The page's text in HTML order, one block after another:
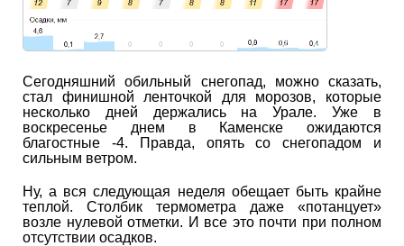
Сегодняшний обильный снегопад, можно сказать,
стал финишной ленточкой для морозов, которые
несколько дней держались на Урале. Уже в
воскресенье днем в Каменске ожидаются
благостные -4. Правда, опять со снегопадом и
сильным ветром.
Ну, а вся следующая неделя обещает быть крайне
теплой. Столбик термометра даже «потанцует»
возле нулевой отметки. И все это почти при полном
отсутствии осадков.